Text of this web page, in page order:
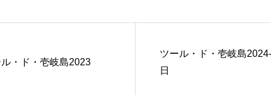
・ド・壱岐島2023
ツール・ド・壱岐島
日